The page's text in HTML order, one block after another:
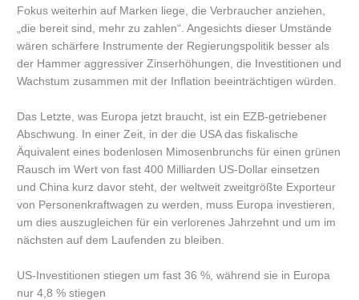
Fokus weiterhin auf Marken liege, die Verbraucher anziehen,
„die bereit sind, mehr zu zahlen“. Angesichts dieser Umstände
wären schärfere Instrumente der Regierungspolitik besser als
der Hammer aggressiver Zinserhöhungen, die Investitionen und
Wachstum zusammen mit der Inflation beeinträchtigen würden.
Das Letzte, was Europa jetzt braucht, ist ein EZB-getriebener
Abschwung. In einer Zeit, in der die USA das fiskalische
Äquivalent eines bodenlosen Mimosenbrunchs für einen grünen
Rausch im Wert von fast 400 Milliarden US-Dollar einsetzen
und China kurz davor steht, der weltweit zweitgrößte Exporteur
von Personenkraftwagen zu werden, muss Europa investieren,
um dies auszugleichen für ein verlorenes Jahrzehnt und um im
nächsten auf dem Laufenden zu bleiben.
US-Investitionen stiegen um fast 36 %, während sie in Europa
nur 4,8 % stiegen